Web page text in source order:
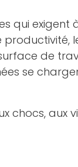
qui exigent
de
se
chocs, aux